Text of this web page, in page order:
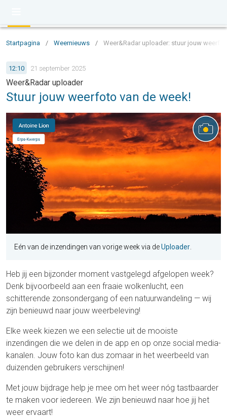
Startpagina / Weernieuws / Weer&Radar uploader: stuur jouw
12:10 21 september 2025
Weer&Radar uploader
Stuur jouw weerfoto van de week!
Eén van de inzendingen van vorige week via deUploader
Heb jij een bijzonder moment vastgelegd afgelopen week?
Denk bijvoorbeeld aan een fraaie wolkenlucht, een
schitterende zonsondergang of een natuurwandeling — wij
zijn benieuwd naar jouw weerbeleving!
Elke week kiezen we een selectie uit de mooiste
inzendingen die we delen in de app en op onze social media-
kanalen. Jouw foto kan dus zomaar in het weerbeeld van
duizenden gebruikers verschijnen!
Met jouw bijdrage help je mee om het weer nóg tastbaarder
te maken voor iedereen. We zijn benieuwd naar hoe jij het
weer ervaart!